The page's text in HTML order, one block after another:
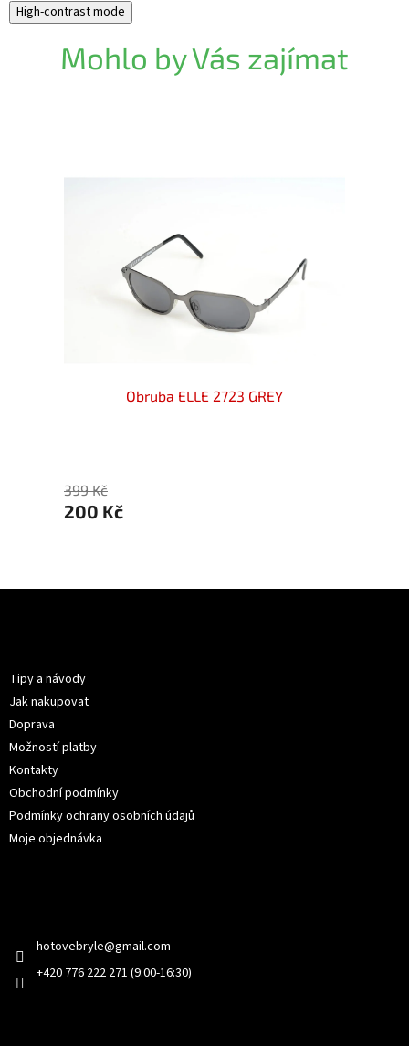
High-contrast mode
Mohlo by Vás zajímat
Obruba ELLE 2723 GREY
399 Kč
200 Kč
Tipy a návody
Jak nakupovat
Doprava
Možností platby
Kontakty
Obchodní podmínky
Podmínky ochrany osobních údajů
Moje objednávka
hotovebryle@gmail.com
+420 776 222 271 (9:00-16:30)